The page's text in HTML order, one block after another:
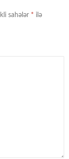
sahələr * ilə